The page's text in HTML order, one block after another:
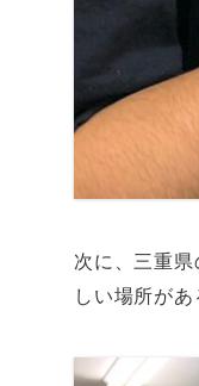
次に、三重
しい場所があ